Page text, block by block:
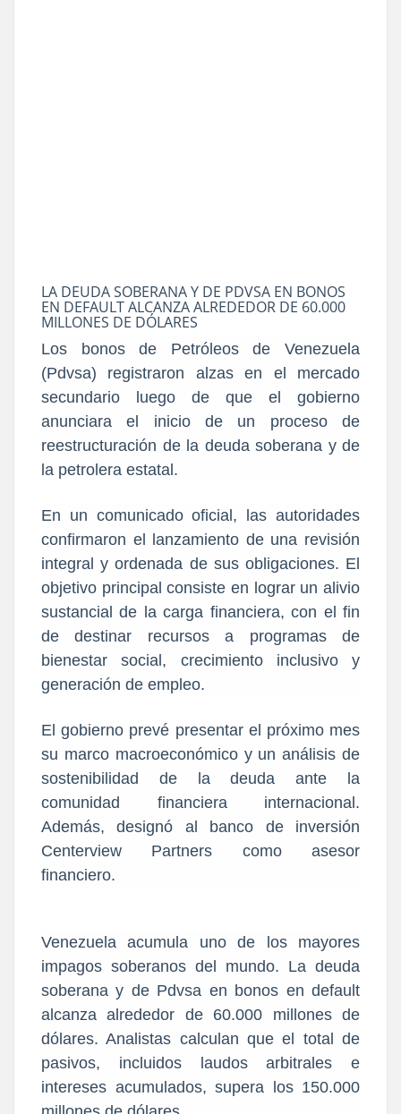
LA DEUDA SOBERANA Y DE PDVSA EN BONOS
EN DEFAULT ALCANZA ALREDEDOR DE 60.000
MILLONES DE DÓLARES
Los bonos de Petróleos de Venezuela
(Pdvsa) registraron alzas en el mercado
secundario luego de que el gobierno
anunciara el inicio de un proceso de
reestructuración de la deuda soberana y de
la petrolera estatal.
En un comunicado oficial, las autoridades
confirmaron el lanzamiento de una revisión
integral y ordenada de sus obligaciones. El
objetivo principal consiste en lograr un alivio
sustancial de la carga financiera, con el fin
de destinar recursos a programas de
bienestar social, crecimiento inclusivo y
generación de empleo.
El gobierno prevé presentar el próximo mes
su marco macroeconómico y un análisis de
sostenibilidad de la deuda ante la
comunidad financiera internacional.
Además, designó al banco de inversión
Centerview Partners como asesor
financiero.
Venezuela acumula uno de los mayores
impagos soberanos del mundo. La deuda
soberana y de Pdvsa en bonos en default
alcanza alrededor de 60.000 millones de
dólares. Analistas calculan que el total de
pasivos, incluidos laudos arbitrales e
intereses acumulados, supera los 150.000